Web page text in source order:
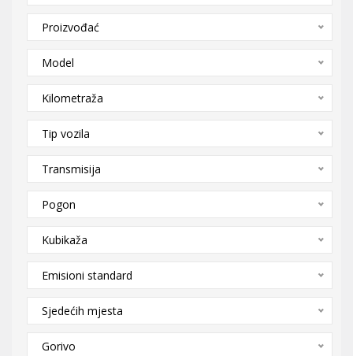
Proizvođać
Model
Kilometraža
Tip vozila
Transmisija
Pogon
Kubikaža
Emisioni standard
Sjedećih mjesta
Gorivo